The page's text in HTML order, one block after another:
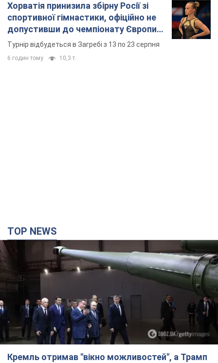
Хорватія принизила збірну Росії зі
спортивної гімнастики, офіційно не
допустивши до чемпіонату Європи
основних спортсменів
Турнір відбудеться в Загребі з 13 по 23 серпня
6 годин тому 10,3 т.
TOP NEWS
Кремль отримав "вікно можливостей", а Трамп